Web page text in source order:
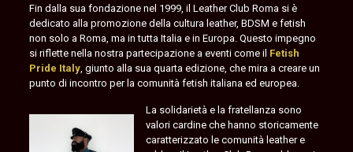
Club
Roma
(LCR)
è
lieto
di
un
straordinario
Fin dalla sua fondazione nel 1999, il Leather Club Roma si è
dedicato alla promozione della cultura leather, BDSM e fetish
non solo a Roma, ma in tutta Italia e in Europa. Questo impegno
si riflette nella nostra partecipazione a eventi come il Fetish
Pride Italy, giunto alla sua quarta edizione, che mira a creare un
punto di incontro per la comunità fetish italiana ed europea.
La solidarietà e la fratellanza sono
valori cardine che hanno storicamente
caratterizzato le comunità leather e